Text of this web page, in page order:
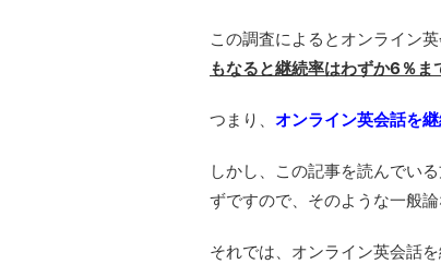
この調査によるとオンライン
もなると継続率はわずか6％ま
つまり、 オンライン英会話を
しかし、この記事を読んでい
ずですので、そのような一般
それでは、オンライン英会話